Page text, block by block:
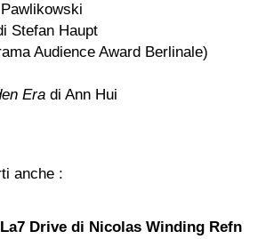
Stefan Haupt
Audience Award Berlinale)
Era di Ann Hui
anche :
Drive di Nicolas Winding Refn